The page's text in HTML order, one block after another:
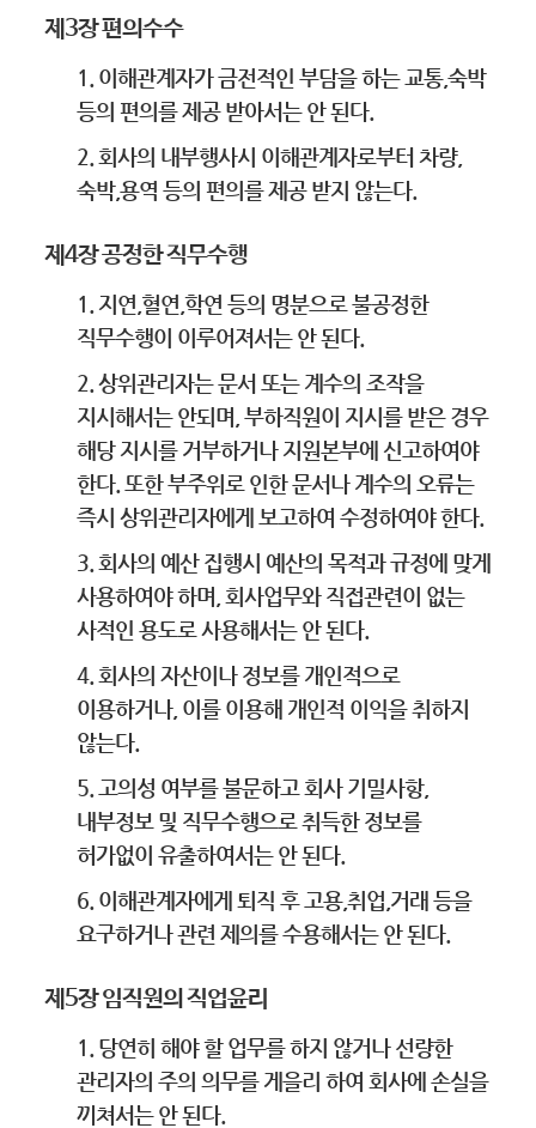
제3장 편의수수
1. 이해관계자가 금전적인 부담을 하는 교통,숙박
등의 편의를 제공 받아서는 안 된다.
2. 회사의 내부행사시 이해관계자로부터 차량,
숙박,용역 등의 편의를 제공 받지 않는다.
제4장 공정한 직무수행
1. 지연,혈연,학연 등의 명분으로 불공정한
직무수행이 이루어져서는 안 된다.
2. 상위관리자는 문서 또는 계수의 조작을
지시해서는 안되며, 부하직원이 지시를 받은 경우
해당 지시를 거부하거나 지원본부에 신고하여야
한다. 또한 부주위로 인한 문서나 계수의 오류는
즉시 상위관리자에게 보고하여 수정하여야 한다.
3. 회사의 예산 집행시 예산의 목적과 규정에 맞게
사용하여야 하며, 회사업무와 직접관련이 없는
사적인 용도로 사용해서는 안 된다.
4. 회사의 자산이나 정보를 개인적으로
이용하거나, 이를 이용해 개인적 이익을 취하지
않는다.
5. 고의성 여부를 불문하고 회사 기밀사항,
내부정보 및 직무수행으로 취득한 정보를
허가없이 유출하여서는 안 된다.
6. 이해관계자에게 퇴직 후 고용,취업,거래 등을
요구하거나 관련 제의를 수용해서는 안 된다.
제5장 임직원의 직업윤리
1. 당연히 해야 할 업무를 하지 않거나 선량한
관리자의 주의 의무를 게을리 하여 회사에 손실을
끼쳐서는 안 된다.